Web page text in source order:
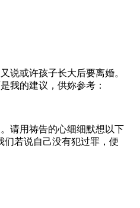
说或许孩子长大后要离婚。
我的建议，供妳参考：
请用祷告的心细细默想以下
们若说自己没有犯过罪，便